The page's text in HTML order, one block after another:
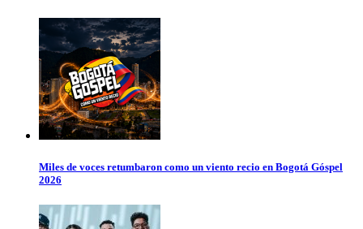
Miles de voces retumbaron como un viento recio en Bogotá Góspel
2026